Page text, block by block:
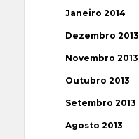
Janeiro 2014
Dezembro 2013
Novembro 2013
Outubro 2013
Setembro 2013
Agosto 2013